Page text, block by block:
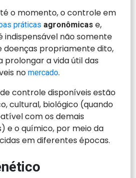
o momento, o controle em
práticas agronômicas e,
indispensável não somente
doenças propriamente dito,
a vida útil das
nomercado.
controle disponíveis estão
cultural, biológico (quando
com os demais
e o químico, por meio da
em diferentes épocas.